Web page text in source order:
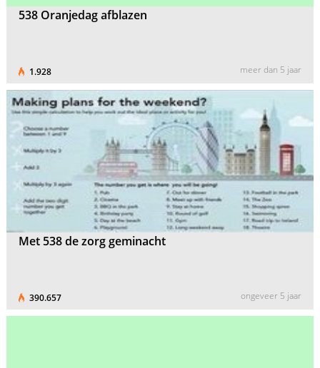
538 Oranjedag afblazen
1.928 meer dan 5 jaar
Met 538 de zorg geminacht
390.657 ongeveer 5 jaar